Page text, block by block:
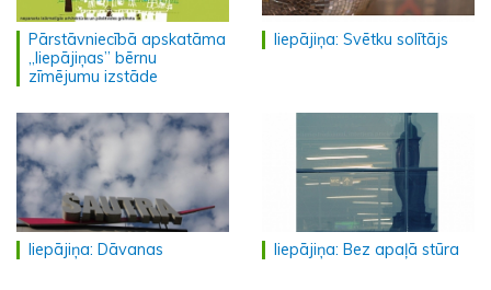
Pārstāvniecībā apskatāma
„liepājiņas” bērnu
zīmējumu izstāde
liepājiņa: Svētku solītājs
liepājiņa: Dāvanas liepājiņa: Bez apaļā stūra